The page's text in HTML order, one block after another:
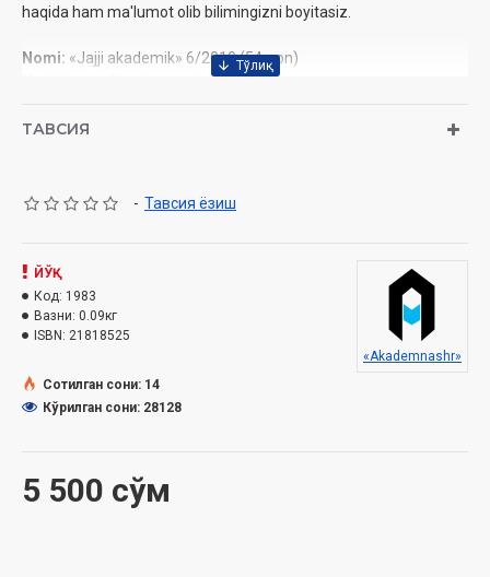
haqida ham ma'lumot olib bilimingizni boyitasiz.
Nomi: «Jajji akademik» 6/2019 (54-son)
«Akademnashr» nashriyoti
Hajmi:28 bet
Muqovasi:
yumshoq
Kompyuter va mushuk
Bolakay va televizor
Avtobus va qizcha
Xayolparast va internet
Dodvoy
Zulmatni yoritgan kashfiyot
Uchar lift
ТАВСИЯ
- Тавсия ёзиш
5 500 сўм
ЙЎҚ
Код: 1983
Вазни: 0.09кг
ISBN: 21818525
«Akademnashr»
Сотилган сони: 14
Кўрилган сони: 28128